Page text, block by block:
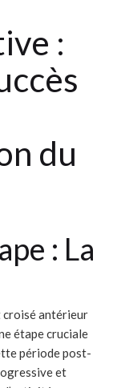
:
du
: La
croisé antérieur
étape cruciale
période post-
et